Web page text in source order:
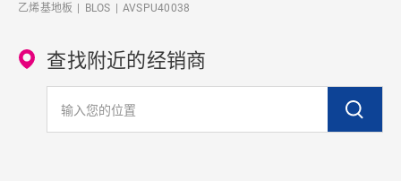
乙烯基地板 BLOS AVSPU40038
查找附近的经销商